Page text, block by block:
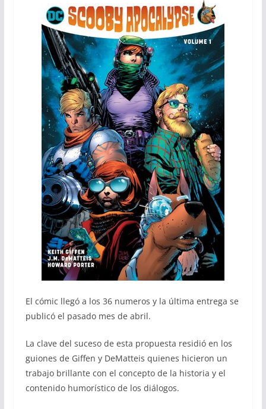
El cómic llegó a los 36 numeros y la última entrega se
publicó el pasado mes de abril.
La clave del suceso de esta propuesta residió en los
guiones de Giffen y DeMatteis quienes hicieron un
trabajo brillante con el concepto de la historia y el
contenido humorístico de los diálogos.